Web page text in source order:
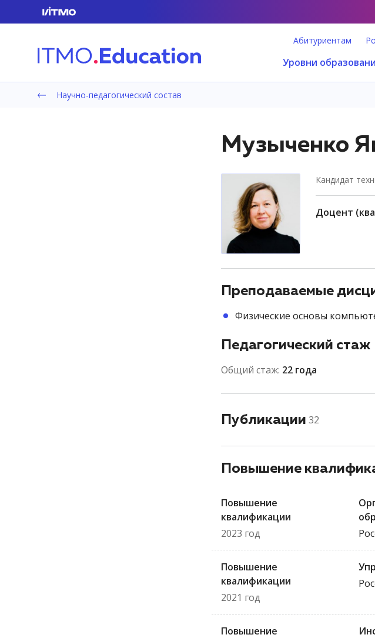
Абитуриентам
Уровни
Научно-педагогический состав
Музыченко
кандидат
доцент
Преподаваемые
Физические основы
Педагогический стаж
Общий стаж: 22 года
Публикации 32
Повышение
Повышение
квалификации
2023 год
Повышение
квалификации
2021 год
Повышение